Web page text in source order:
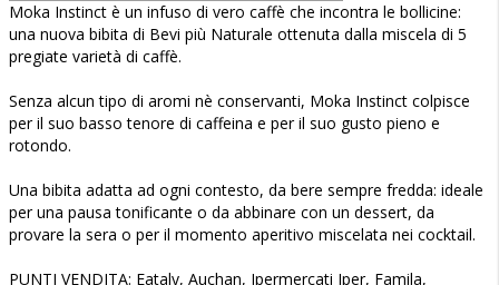
Moka Instinct è un infuso di vero caffè che incontra le bollicine:
una nuova bibita di Bevi più Naturale ottenuta dalla miscela di 5
pregiate varietà di caffè.
Senza alcun tipo di aromi nè conservanti, Moka Instinct colpisce
per il suo basso tenore di caffeina e per il suo gusto pieno e
rotondo.
Una bibita adatta ad ogni contesto, da bere sempre fredda: ideale
per una pausa tonificante o da abbinare con un dessert, da
provare la sera o per il momento aperitivo miscelata nei cocktail.
PUNTI VENDITA: Eataly, Auchan, Ipermercati Iper, Famila,